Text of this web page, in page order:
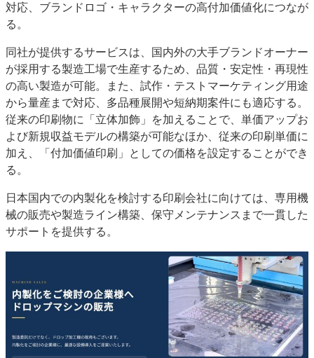
対応、ブランドロゴ・キャラクターの高付加価値化につなが
る。
同社が提供するサービスは、国内外の大手ブランドオーナー
が採用する製造工場で生産するため、品質・安定性・再現性
の高い製造が可能。また、試作・テストマーケティング用途
から量産まで対応、多品種展開や短納期案件にも適応する。
従来の印刷物に「立体加飾」を加えることで、単価アップお
よび新規収益モデルの構築が可能なほか、従来の印刷単価に
加え、「付加価値印刷」としての価格を設定することができ
る。
日本国内での内製化を検討する印刷会社に向けては、専用機
械の販売や製造ライン構築、保守メンテナンスまで一貫した
サポートを提供する。